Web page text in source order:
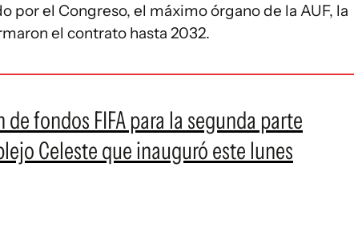
por el Congreso, el máximo órgano de la AUF, la
el contrato hasta 2032.
de fondos FIFA para la segunda parte
Celeste que inauguró este lunes